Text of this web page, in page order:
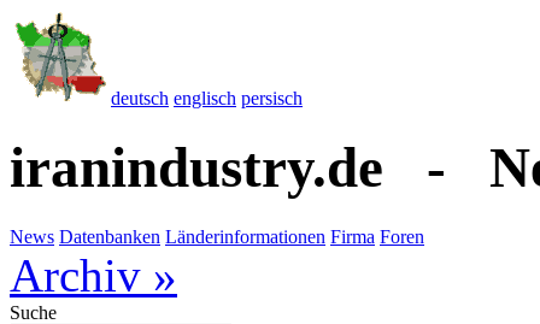
deutsch englisch persisch
iranindustry.de -
News Datenbanken Länderinformationen Firma Foren
Archiv »
Suche